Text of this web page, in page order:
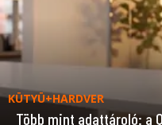
KÜTYÜ+HARDVER
Több mint adattároló: a